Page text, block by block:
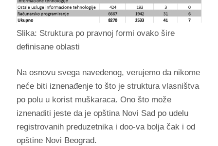
Slika: Struktura po pravnoj formi ovako šire
definisane oblasti
Na osnovu svega navedenog, verujemo da nikome
neće biti iznenađenje to što je struktura vlasništva
po polu u korist muškaraca. Ono što može
iznenaditi jeste da je opština Novi Sad po udelu
registrovanih preduzetnika i doo-va bolja čak i od
opštine Novi Beograd.